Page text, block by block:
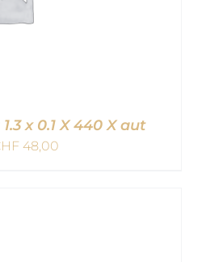
x 0.1 X 440 X aut
48,00